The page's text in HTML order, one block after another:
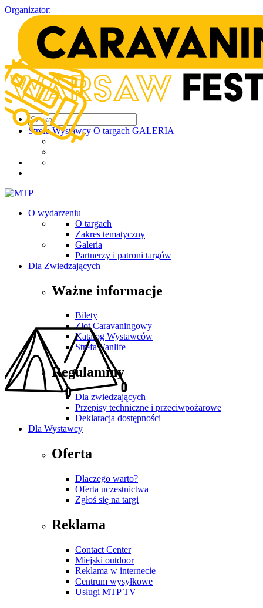
Organizator:
Strefa Wystawcy O targach GALERIA
O wydarzeniu
O targach
Zakres tematyczny
Galeria
Partnerzy i patroni targów
Dla Zwiedzających
Ważne informacje
Bilety
Zlot Caravaningowy
Katalog Wystawców
Strefa Vanlife
Regulaminy
Dla zwiedzających
Przepisy techniczne i przeciwpożarowe
Deklaracja dostępności
Dla Wystawcy
Oferta
Dlaczego warto?
Oferta uczestnictwa
Zgłoś się na targi
Reklama
Contact Center
Miejski outdoor
Reklama w internecie
Centrum wysyłkowe
Usługi MTP TV